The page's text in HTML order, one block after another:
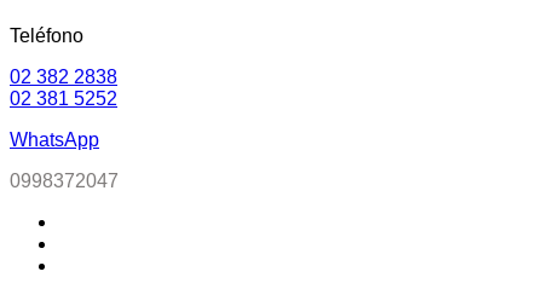
Teléfono
02 382 2838
02 381 5252
WhatsApp
0998372047